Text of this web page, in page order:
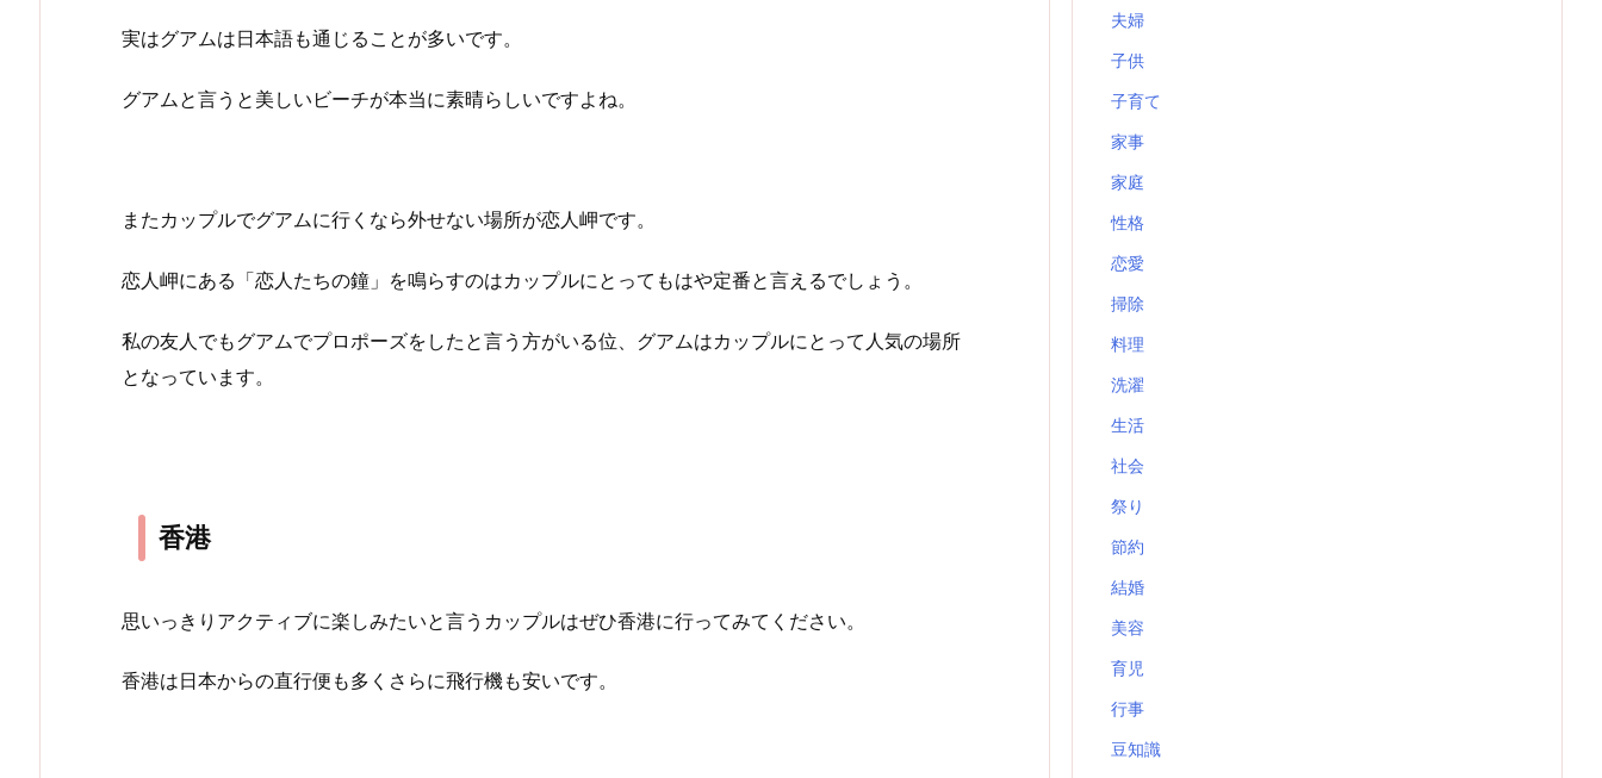
実はグアムは日本語も通じることが多いです。
グアムと言うと美しいビーチが本当に素晴らしいですよね。
またカップルでグアムに行くなら外せない場所が恋人岬です。
恋人岬にある「恋人たちの鐘」を鳴らすのはカップルにとってもはや定番と言えるでしょう。
私の友人でもグアムでプロポーズをしたと言う方がいる位、グアムはカップルにとって人気の場所
となっています。
香港
思いっきりアクティブに楽しみたいと言うカップルはぜひ香港に行ってみてください。
香港は日本からの直行便も多くさらに飛行機も安いです。
夫婦
子供
子育て
家事
家庭
性格
恋愛
掃除
料理
洗濯
生活
社会
祭り
節約
結婚
美容
育児
行事
豆知識